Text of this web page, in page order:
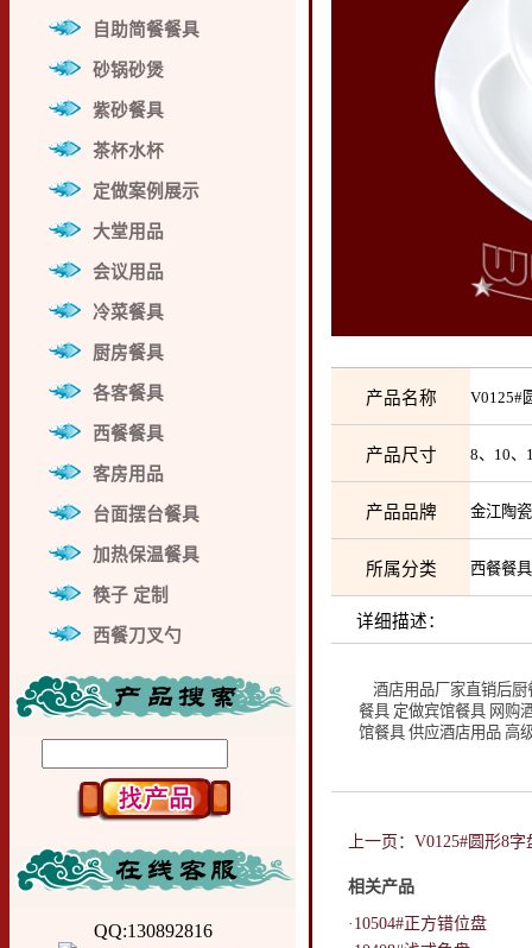
自助简餐餐具
砂锅砂煲
紫砂餐具
茶杯水杯
定做案例展示
大堂用品
会议用品
冷菜餐具
厨房餐具
各客餐具
西餐餐具
客房用品
台面摆台餐具
加热保温餐具
筷子 定制
西餐刀叉勺
QQ:130892816
产品名称
产品尺寸 8、10
产品品牌 金江陶
所属分类 西餐餐
详细描述：
酒店用品厂家直销后厨
餐具 定做宾馆餐具 网购
馆餐具 供应酒店用品 高
上一页：V0125#圆形8字
相关产品
·10504#正方错位盘